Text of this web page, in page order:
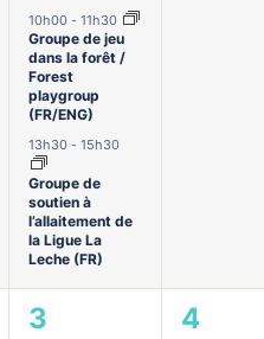
évènements,
10h00 - 11h30
Groupe de jeu
dans la forêt /
Forest
playgroup
(FR/ENG)
13h30 - 15h30
Groupe de
soutien à
l’allaitement de
la Ligue La
Leche (FR)
1
3
0
4